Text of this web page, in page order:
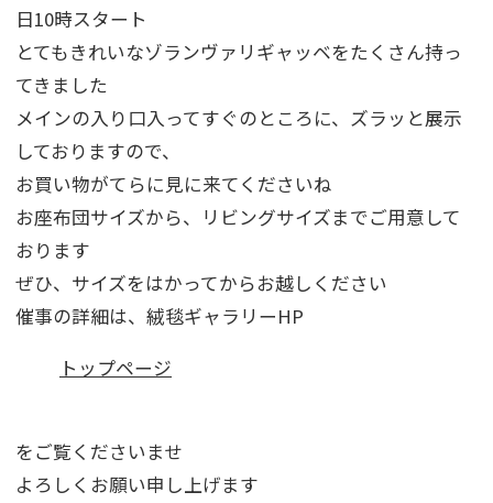
日10時スタート
とてもきれいなゾランヴァリギャッベをたくさん持っ
てきました
メインの入り口入ってすぐのところに、ズラッと展示
しておりますので、
お買い物がてらに見に来てくださいね
お座布団サイズから、リビングサイズまでご用意して
おります
ぜひ、サイズをはかってからお越しください
催事の詳細は、絨毯ギャラリーHP
トップページ
をご覧くださいませ
よろしくお願い申し上げます